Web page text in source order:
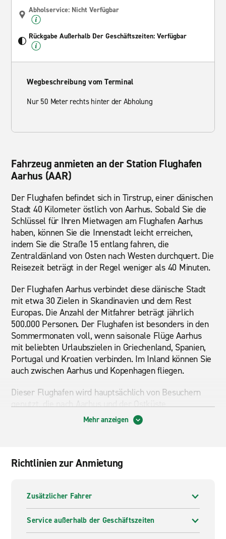
Abholservice: Nicht Verfügbar
Rückgabe Außerhalb Der Geschäftszeiten: Verfügbar
Wegbeschreibung vom Terminal
Nur 50 Meter rechts hinter der Abholung
Fahrzeug anmieten an der Station Flughafen
Aarhus (AAR)
Der Flughafen befindet sich in Tirstrup, einer dänischen
Stadt 40 Kilometer östlich von Aarhus. Sobald Sie die
Schlüssel für Ihren Mietwagen am Flughafen Aarhus
haben, können Sie die Innenstadt leicht erreichen,
indem Sie die Straße 15 entlang fahren, die
Zentraldänland von Osten nach Westen durchquert. Die
Reisezeit beträgt in der Regel weniger als 40 Minuten.
Der Flughafen Aarhus verbindet diese dänische Stadt
mit etwa 30 Zielen in Skandinavien und dem Rest
Europas. Die Anzahl der Mitfahrer beträgt jährlich
500.000 Personen. Der Flughafen ist besonders in den
Sommermonaten voll, wenn saisonale Flüge Aarhus
mit beliebten Urlaubszielen in Griechenland, Spanien,
Portugal und Kroatien verbinden. Im Inland können Sie
auch zwischen Aarhus und Kopenhagen fliegen.
Dieser Flughafen wird hauptsächlich von Besuchern
genutzt, die nach Aarhus und der Ostküste
Mitteldäniens fahren. Aarhus ist die zweitgrößte Stadt
des Landes und bietet daher eine lebhafte Atmosphäre
Attraktionen in Aarhus gehören das Wikingermuseum,
Marselisborg. Die Stadt ist auch zentral gelegen, um
natürliche Wahrzeichen wie den Mols Bjerge National
Park und die Strände entlang der Aarhus Bay zu
erkunden.
Mehr anzeigen
Richtlinien zur Anmietung
Zusätzlicher Fahrer
Service außerhalb der Geschäftszeiten